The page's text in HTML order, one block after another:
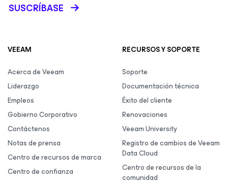
SUSCRÍBASE
VEEAM
Acerca de Veeam
Liderazgo
Empleos
Gobierno Corporativo
Contáctenos
Notas de prensa
Centro de recursos de marca
Centro de confianza
RECURSOS Y SOPORTE
Soporte
Documentación técnica
Éxito del cliente
Renovaciones
Veeam University
Registro de cambios de Veeam
Data Cloud
Centro de recursos de la
comunidad